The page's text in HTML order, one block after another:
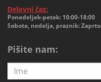
Delovni čas:
Ponedeljek-petek: 10:00-18:00
Sobota, nedelja, praznik: Zaprto
Pišite nam: